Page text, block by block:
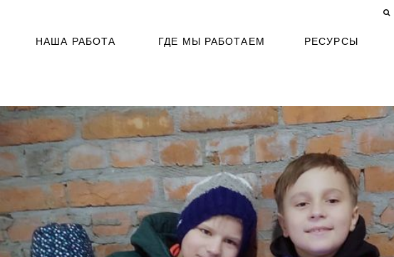
НАША РАБОТА ГДЕ МЫ РАБОТАЕМ РЕСУРСЫ